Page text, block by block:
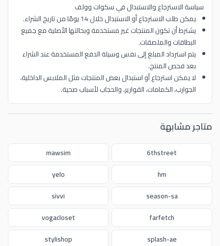
سياسة الاسترجاع والاستبدال في سكوات وولف
يمكن طلب الاسترجاع أو الاستبدال خلال 14 يومًا من تاريخ الشراء.
يشترط أن تكون المنتجات غير مستخدمة وبحالتها الأصلية مع جميع
البطاقات والملصقات.
يتم استرداد المبلغ إلى نفس وسيلة الدفع المستخدمة عند الشراء
بعد فحص المنتج.
لا يمكن استرجاع أو استبدال بعض المنتجات مثل الملابس الداخلية،
الجوارب، الكمامات، القوارير، والحجاب لأسباب صحية.
متاجر مشابهة
6thstreet
mawsim
hm
yelo
season-sa
sivvi
farfetch
vogacloset
splash-ae
stylishop